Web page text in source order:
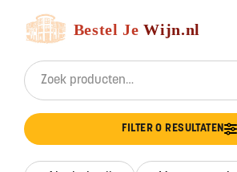
Search for:
FILTER 0 RESULTATEN